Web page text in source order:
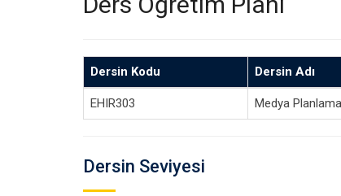
Dersin Kodu Dersin Adı
EHIR303 Medya Planlama
Dersin Seviyesi